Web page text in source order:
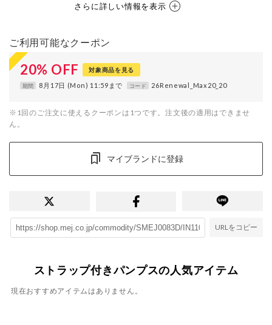
さらに詳しい情報を表示
ご利用可能なクーポン
20% OFF 対象商品を見る
期間 8月17日 (Mon) 11:59まで コード 26Renewal_Max20_20
※1回のご注文に使えるクーポンは1つです。注文後の適用はできませ
ん。
マイブランドに登録
URLをコピー
ストラップ付きパンプスの人気アイテム
現在おすすめアイテムはありません。